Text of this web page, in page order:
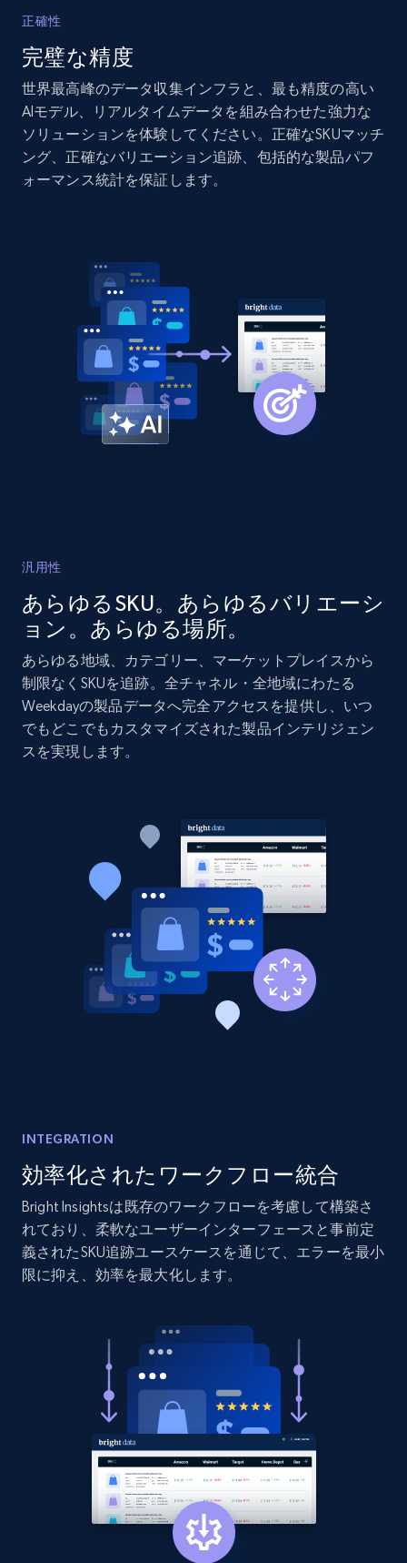
products by specific category URL
price, Currency, Availability, Reviews count, and
more.
2.1K+ 375+ 今すぐ始める
Title, Seller name, Brand, Description, Initial
price, Currency, Availability, Reviews count, and
2.1K+ 375+ 今すぐ始める
Amazon products global dataset - Collects
Amazon products global dataset - Collect
Amazon products by seller URL
Title, Seller name, Brand, Description, Initial
price, Currency, Availability, Reviews count, and
Amazon products global dataset - Collect
products from Brands URLs
Title, Seller name, Brand, Description, Initial
price, Currency, Availability, Reviews count, and
Etsy
URL, Product id, Listing inventory id, Title, Rating,
Reviews count shop, Reviews count item, Initial
price, and more.
1.9K+ 323+ 今すぐ始める
Etsy - Collect data on products using
specified keywords
URL, Product id, Listing inventory id, Title, Rating,
Reviews count shop, Reviews count item, Initial
price, and more.
323+ 今すぐ始める
正確性
完璧な精度
世界最高峰のデータ収集インフラと、最も精度の高い
AIモデル、リアルタイムデータを組み合わせた強力な
ソリューションを体験してください。正確なSKUマッチ
ング、正確なバリエーション追跡、包括的な製品パフ
ォーマンス統計を保証します。
汎用性
あらゆるSKU。あらゆるバリエーシ
ョン。あらゆる場所。
あらゆる地域、カテゴリー、マーケットプレイスから
制限なくSKUを追跡。全チャネル・全地域にわたる
Weekdayの製品データへ完全アクセスを提供し、いつ
でもどこでもカスタマイズされた製品インテリジェン
スを実現します。
INTEGRATION
効率化されたワークフロー統合
Bright Insightsは既存のワークフローを考慮して構築さ
れており、柔軟なユーザーインターフェースと事前定
義されたSKU追跡ユースケースを通じて、エラーを最小
限に抑え、効率を最大化します。